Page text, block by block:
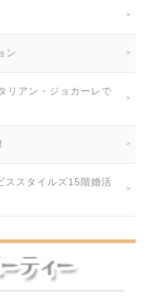
ン
リアン・ジョカーレで
ススタイルズ15階婚活